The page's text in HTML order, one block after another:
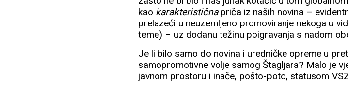
kao karakterističnapriča iz naših novina –
prelazeći u neuzemljeno promoviranje nekoga u
teme) – uz dodanu težinu poigravanja s nadom
Je li bilo samo do novina i uredničke opreme u
samopromotivne volje samog Štagljara? Malo je
javnom prostoru i inače, pošto-poto, statusom